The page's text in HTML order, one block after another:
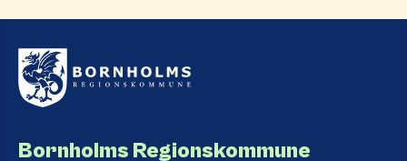
Bornholms Regionskommune